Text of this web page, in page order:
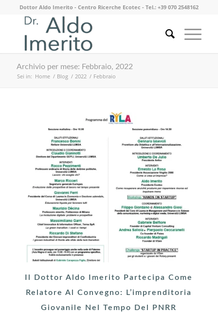
Dottor Aldo Imerito - Centro Ricerche Ecotec - Tel.: +39 070 2548162
Archivio per mese: Febbraio, 2022
Sei in: Home / Blog / 2022 / Febbraio
Il Dottor Aldo Imerito Partecipa Come
Relatore Al Convegno: L’imprenditoria
Giovanile Nel Tempo Del PNRR